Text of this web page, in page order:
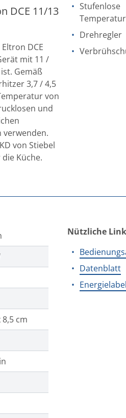
DCE 11/13
DCE
mit 11 /
Gemäß
3,7 / 4,5
von
und
von Stiebel
Küche.
Stufenlose
Drehregler
8,5 cm
Nützliche
Datenblatt
Energielabel